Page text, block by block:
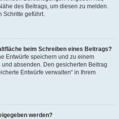
des Beitrags, um diesen zu melden.
Schritte geführt.
beim Schreiben eines Beitrags?
Entwürfe speichern und zu einem
absenden. Den gesicherten Beitrag
Entwürfe verwalten“ in Ihrem
werden?